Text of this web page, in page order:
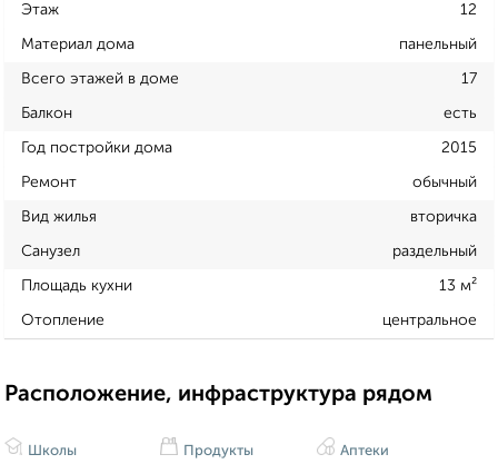
Этаж 12
Материал дома панельный
Всего этажей в доме 17
Балкон есть
Год постройки дома 2015
Ремонт обычный
Вид жилья вторичка
Санузел раздельный
Площадь кухни 13 м²
Отопление центральное
Расположение, инфраструктура рядом
Школы Продукты Аптеки